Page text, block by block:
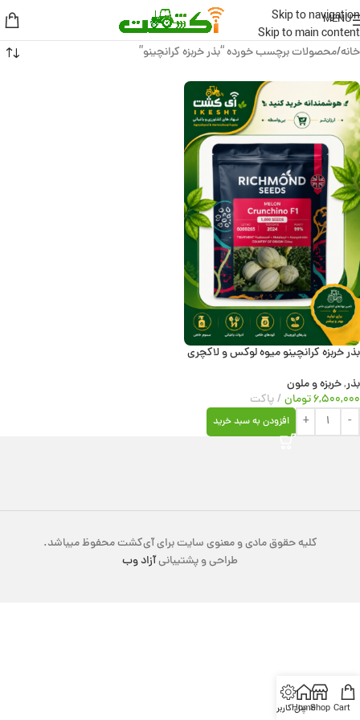
Skip to navigation
Skip to main content
MENU
خانه محصولات برچسب خورده “بذر خربزه کرانچینو”
بذر خربزه کرانچینو میوه لوکس و لاکچری
بذر,خربزه و ملون
۶,۵۰۰,۰۰۰تومان پاکت
افزودن به سبد خرید
کلیه حقوق مادی و معنوی سایت برای آی‌کشت محفوظ میباشد.
طراحی و پشتیبانیآزاد وب
Cart
Shop
Home
پنل کاربری